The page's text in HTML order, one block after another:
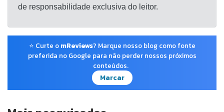
de responsabilidade exclusiva do leitor.
⭐ Curte o mReviews? Marque nosso blog como fonte
preferida no Google para não perder nossos próximos
conteúdos.
Marcar